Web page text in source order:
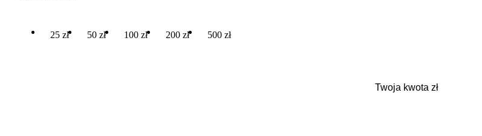
25 zł 50 zł 100 zł 200 zł 500 zł